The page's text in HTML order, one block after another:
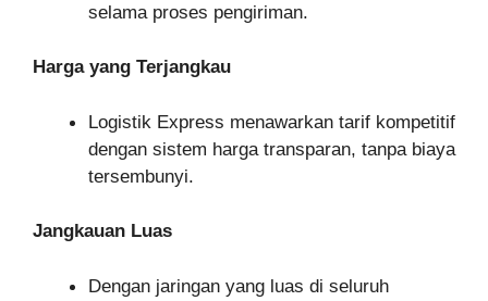
selama proses pengiriman.
Harga yang Terjangkau
Logistik Express menawarkan tarif kompetitif
dengan sistem harga transparan, tanpa biaya
tersembunyi.
Jangkauan Luas
Dengan jaringan yang luas di seluruh